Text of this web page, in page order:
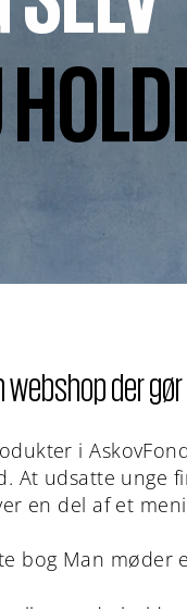
webshop der
i
At udsatte unge
en del af et
bog Man møder